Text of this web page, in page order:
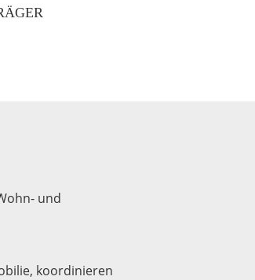
und
koordinieren